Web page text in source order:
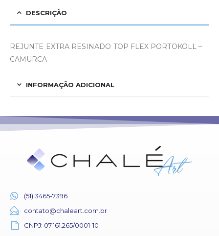
DESCRIÇÃO
REJUNTE EXTRA RESINADO TOP FLEX PORTOKOLL –
CAMURCA
INFORMAÇÃO ADICIONAL
(51) 3465-7396
contato@chaleart.com.br
CNPJ: 07.161.265/0001-10